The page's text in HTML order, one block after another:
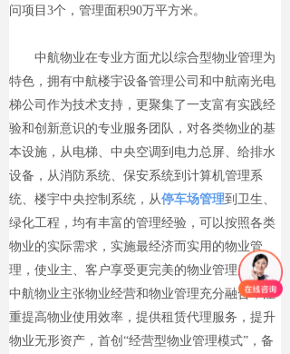
问项目3个，管理面积90万平方米。
中航物业在专业方面尤以综合型物业管理为
特色，拥有中航楼宇设备管理公司 和中航南光电
梯公司作为技术支持，更聚集了一支富有实践经
验和创新意识的专业服务团队，对各类物业的基
本设施，从电梯、中央空调到电力总屏、给排水
设备，从消防系统、保安系统到计算机管理系
统、楼宇中央控制系统，从停车场管理到卫生、
绿化工程，均有丰富的管理经验，可以按照各类
物业的实际需求，实施最经济而实用的物业管
理，使业主、客户享受更完美的物业管理服务。
中航物业主张物业经营和物业管理充分融合，注
重提高物业使用效率，提供租赁代理服务，提升
物业无形资产，首创“经营型物业管理模式”，备